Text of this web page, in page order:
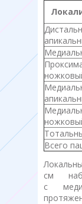
Всего
см
с